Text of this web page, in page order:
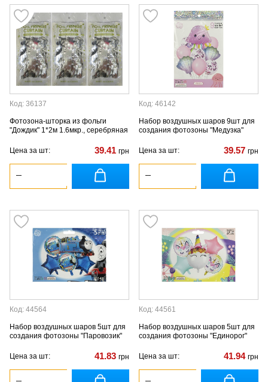
Код: 36137
Фотозона-шторка из фольги
"Дождик" 1*2м 1.6мкр., серебряная
Цена за шт: 39.41 грн
Код: 46142
Набор воздушных шаров 9шт для
создания фотозоны "Медузка"
Цена за шт: 39.57 грн
Код: 44564
Набор воздушных шаров 5шт для
создания фотозоны "Паровозик"
Цена за шт: 41.83 грн
Код: 44561
Набор воздушных шаров 5шт для
создания фотозоны "Единорог"
Цена за шт: 41.94 грн